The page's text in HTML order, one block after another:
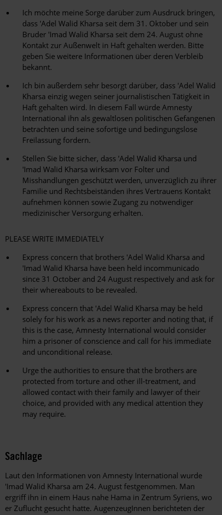
Ich möchte meine Sorge darüber zum Ausdruck bringen,
dass 'Adel Walid Kharsa seit dem 31. Oktober und sein
Bruder 'Imad Walid Kharsa seit dem 24. August ohne
Kontakt zur Außenwelt in Haft gehalten werden. Bitte
geben Sie weitere Informationen über deren Verbleib
bekannt.
Ich bin außerdem sehr besorgt darüber, dass 'Adel Walid
Kharsa einzig wegen seiner journalistischen Tätigkeit in
Haft gehalten wird. In diesem Fall würde Amnesty
International ihn als gewaltlosen politischen Gefangenen
betrachten und seine sofortige und bedingungslose
Freilassung fordern.
Stellen Sie bitte sicher, dass 'Adel Walid Kharsa und
'Imad Walid Kharsa wirksam vor Folter und
Misshandlungen geschützt werden, unverzüglich zu ihrer
Familie und Rechtsbeiständen ihres Vertrauens Kontakt
aufnehmen können sowie Zugang zu notwendiger
medizinischer Versorgung erhalten.
PLEASE WRITE IMMEDIATELY
Express concern that brothers 'Adel Walid Kharsa and
'Imad Walid Kharsa have been held incommunicado
since 31 October and 24 August respectively and ask for
their whereabouts to be revealed.
Express concern that 'Adel Walid Kharsa may be held
solely for his work as a news reporter and noting that, if
this is the case, Amnesty International would consider
him a prisoner of conscience and call for his immediate
and unconditional release.
Urge the authorities to ensure that the brothers are
protected from torture and other ill-treatment, and
allowed contact with their family and lawyer of their
choice, and provided with any medical attention they
may require.
Sachlage
Laut den Informationen von Amnesty International wurde
'Imad Walid Kharsa am 24. August festgenommen. Man
ergriff ihn in einem Haus nahe Hama in Zentrum Syriens, wo
er Zuflucht gesucht hatte. AugenzeugInnen berichteten der